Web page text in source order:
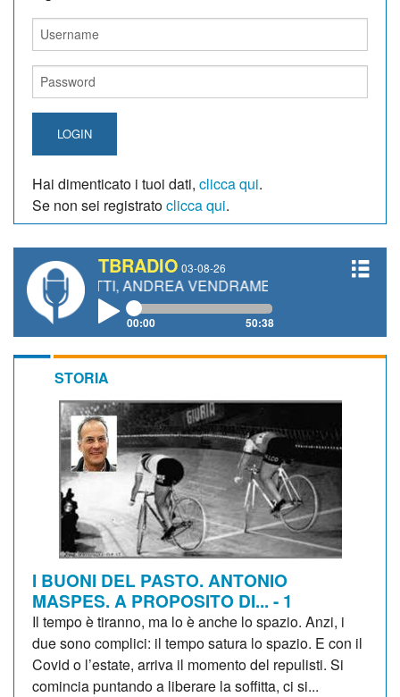
LOGIN
Hai dimenticato i tuoi dati, clicca qui.
Se non sei registratoclicca qui.
TBRADIO 03-08-26
ANDREA VENDRAME, FILIPPO FIORELLI
00:00 50:38
STORIA
I BUONI DEL PASTO. ANTONIO
MASPES. A PROPOSITO DI... - 1
Il tempo è tiranno, ma lo è anche lo spazio. Anzi, i
due sono complici: il tempo satura lo spazio. E con il
Covid o l’estate, arriva il momento del repulisti. Si
comincia puntando a liberare la soffitta, ci si...